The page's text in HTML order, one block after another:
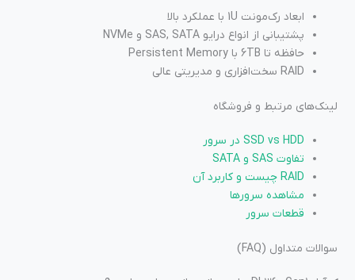
ابعاد رک‌مونت 1U با عملکرد بالا
پشتیبانی از انواع درایو SAS, SATA و NVMe
حافظه تا 6TB با Persistent Memory
RAID سخت‌افزاری و مدیریتی عالی
لینک‌های مرتبط و فروشگاه
SSD vs HDD در سرور
تفاوت SAS و SATA
RAID چیست و کاربرد آن
مشاهده سرورها
قطعات سرور
سوالات متداول (FAQ)